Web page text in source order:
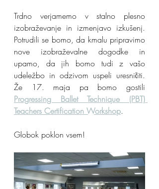
Trdno verjamemo v stalno plesno
izobraževanje in izmenjavo izkušenj.
Potrudili se bomo, da kmalu pripravimo
nove izobraževalne dogodke in
upamo, da jih bomo tudi z vašo
udeležbo in odzivom uspeli uresničiti.
Progressing Ballet Technique (PBT)
Teachers Certification Workshop.
Globok poklon vsem!